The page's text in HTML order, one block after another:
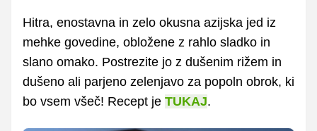
Hitra, enostavna in zelo okusna azijska jed iz
mehke govedine, obložene z rahlo sladko in
slano omako. Postrezite jo z dušenim rižem in
dušeno ali parjeno zelenjavo za popoln obrok, ki
bo vsem všeč! Recept je TUKAJ.